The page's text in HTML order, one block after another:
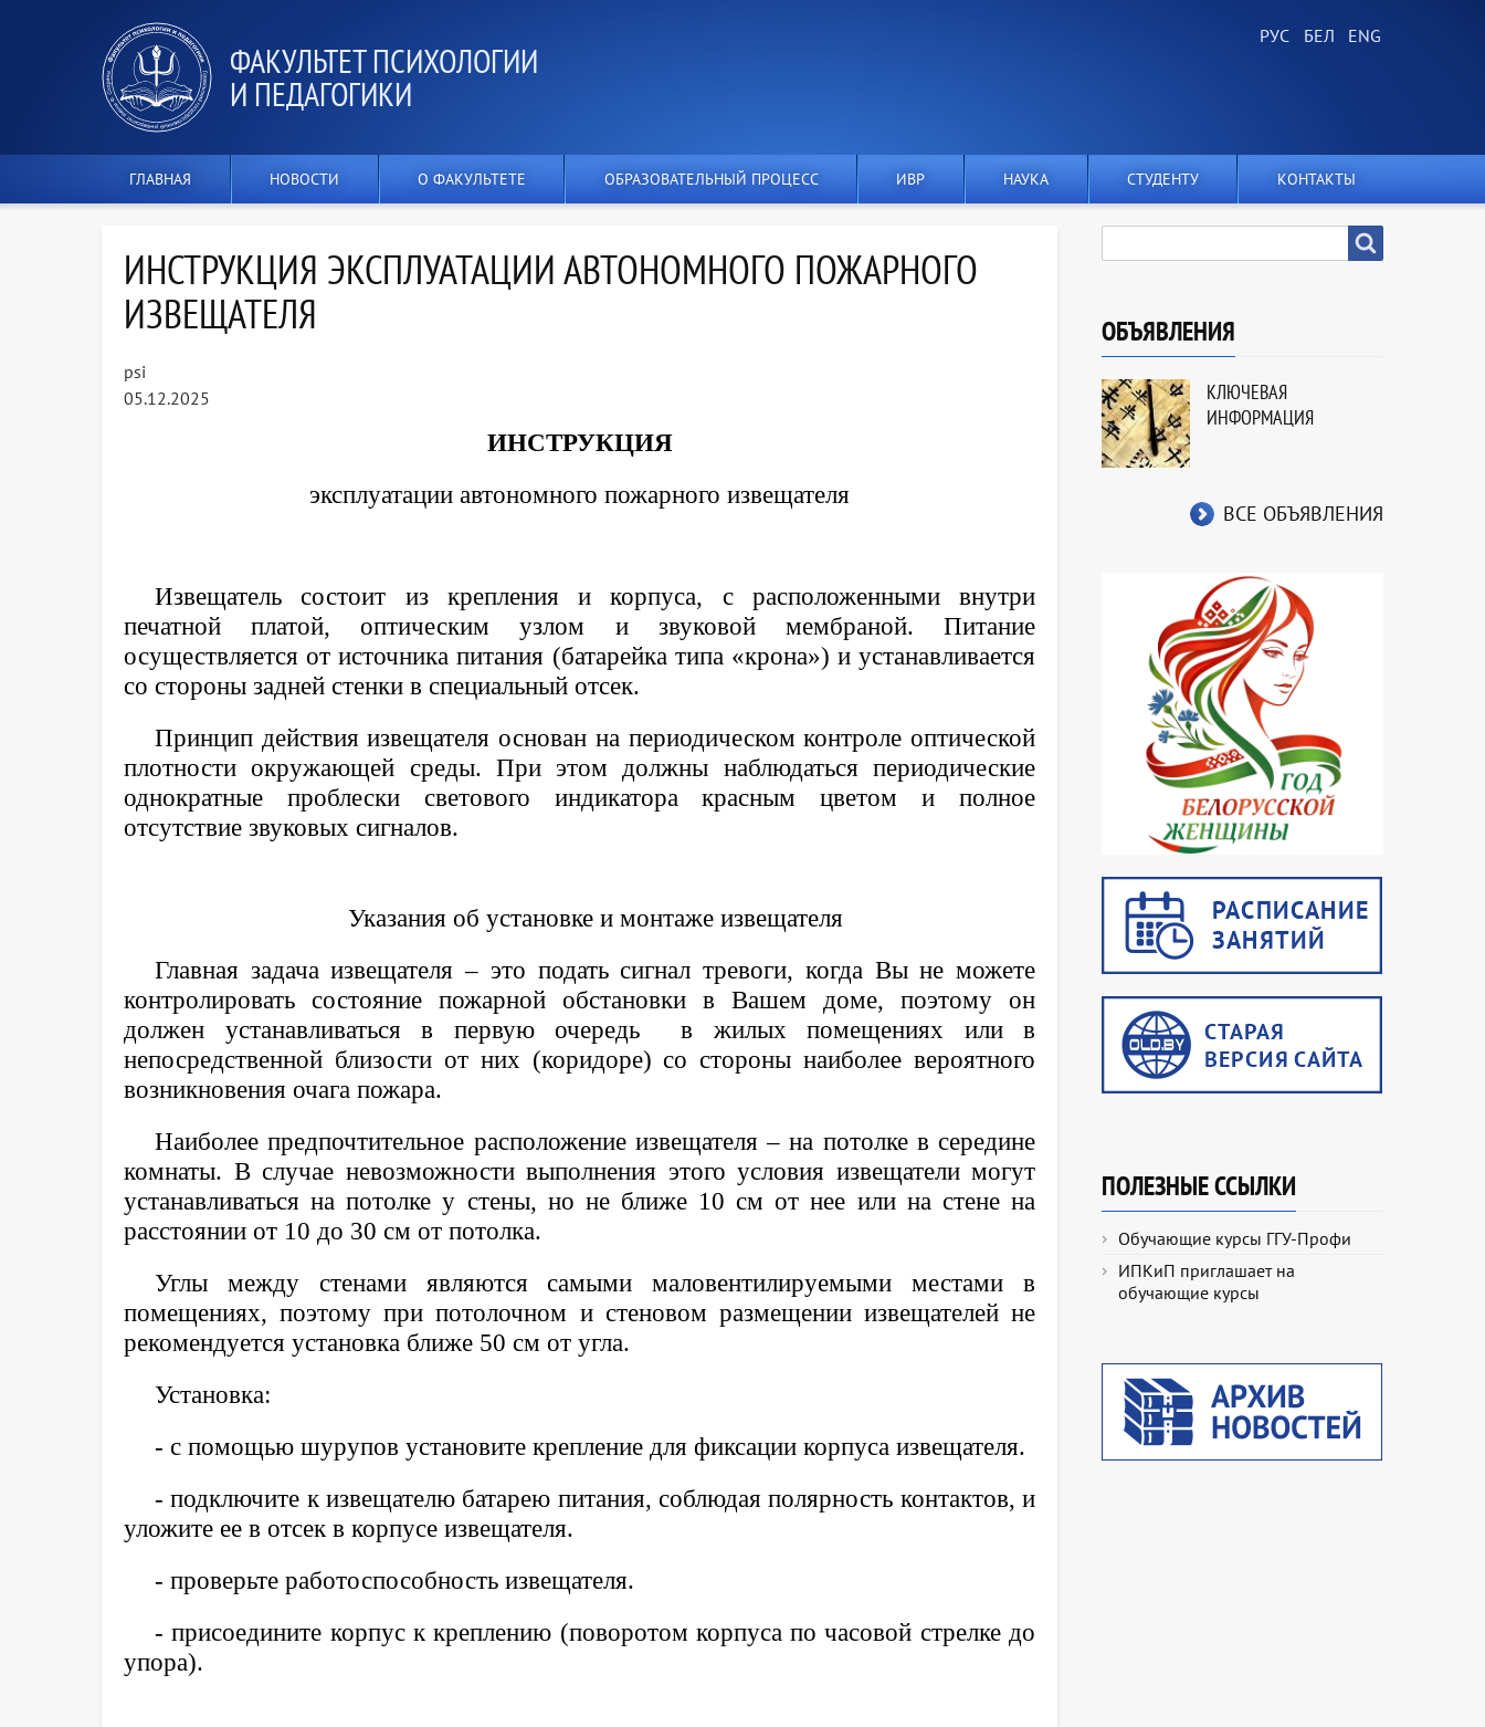
ФАКУЛЬТЕТ ПСИХОЛОГИИ
И ПЕДАГОГИКИ
ГЛАВНАЯ НОВОСТИ О ФАКУЛЬТЕТЕ ОБРАЗОВАТЕЛЬНЫЙ ПРОЦЕСС ИВР НАУКА СТУДЕНТУ КОНТАКТЫ
ИНСТРУКЦИЯ ЭКСПЛУАТАЦИИ АВТОНОМНОГО ПОЖАРНОГО
ИЗВЕЩАТЕЛЯ
psi
05.12.2025
ИНСТРУКЦИЯ
эксплуатации автономного пожарного извещателя
Извещатель состоит из крепления и корпуса, с расположенными внутри
печатной платой, оптическим узлом и звуковой мембраной. Питание
осуществляется от источника питания (батарейка типа «крона») и устанавливается
со стороны задней стенки в специальный отсек.
Принцип действия извещателя основан на периодическом контроле оптической
плотности окружающей среды. При этом должны наблюдаться периодические
однократные проблески светового индикатора красным цветом и полное
отсутствие звуковых сигналов.
Указания об установке и монтаже извещателя
Главная задача извещателя – это подать сигнал тревоги, когда Вы не можете
контролировать состояние пожарной обстановки в Вашем доме, поэтому он
должен устанавливаться в первую очередь в жилых помещениях или в
непосредственной близости от них (коридоре) со стороны наиболее вероятного
возникновения очага пожара.
Наиболее предпочтительное расположение извещателя – на потолке в середине
комнаты. В случае невозможности выполнения этого условия извещатели могут
устанавливаться на потолке у стены, но не ближе 10 см от нее или на стене на
расстоянии от 10 до 30 см от потолка.
Углы между стенами являются самыми маловентилируемыми местами в
помещениях, поэтому при потолочном и стеновом размещении извещателей не
рекомендуется установка ближе 50 см от угла.
Установка:
- с помощью шурупов установите крепление для фиксации корпуса извещателя.
- подключите к извещателю батарею питания, соблюдая полярность контактов, и
уложите ее в отсек в корпусе извещателя.
- проверьте работоспособность извещателя.
- присоедините корпус к креплению (поворотом корпуса по часовой стрелке до
упора).
ОБЪЯВЛЕНИЯ
КЛЮЧЕВАЯ
ИНФОРМАЦИЯ
ВСЕ ОБЪЯВЛЕНИЯ
ПОЛЕЗНЫЕ ССЫЛКИ
Обучающие курсы ГГУ-Профи
ИПКиП приглашает на
обучающие курсы